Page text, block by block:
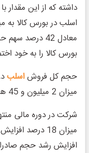
بورس کالا را به خود
حجم کل فروشاسلب
میزان 2 میلیون و 45 هزار و 40 تن بوده است.